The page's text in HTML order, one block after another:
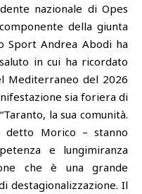
nazionale di Opes
della giunta
Sport Andrea Abodi ha
in cui ha ricordato
Mediterraneo del 2026
sia foriera di
la sua comunità.
Morico – stanno
e lungimiranza
che è una grande
destagionalizzazione. Il